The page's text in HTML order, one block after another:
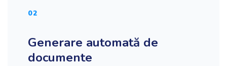
02
Generare automată de
documente